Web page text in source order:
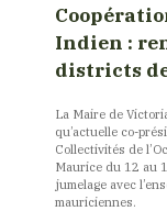
Indien :
districts
La Maire de
qu’actuelle co-
Collectivités de
Maurice du 12 au
jumelage avec
mauriciennes.